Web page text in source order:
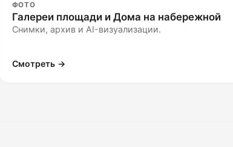
ФОТО
Галереи площади и Дома на набережной
Снимки, архив и AI-визуализации.
Смотреть →